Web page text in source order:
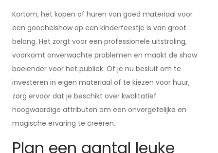
Kortom, het kopen of huren van goed materiaal voor
een goochelshow op een kinderfeestje is van groot
belang. Het zorgt voor een professionele uitstraling,
voorkomt onverwachte problemen en maakt de show
boeiender voor het publiek. Of je nu besluit om te
investeren in eigen materiaal of te kiezen voor huur,
zorg ervoor dat je beschikt over kwalitatief
hoogwaardige attributen om een onvergetelijke en
magische ervaring te creëren.
Plan een aantal leuke